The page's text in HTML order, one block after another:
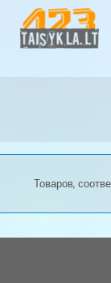
Товаров,